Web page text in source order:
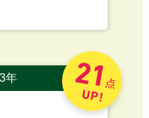
年 21点
UP!